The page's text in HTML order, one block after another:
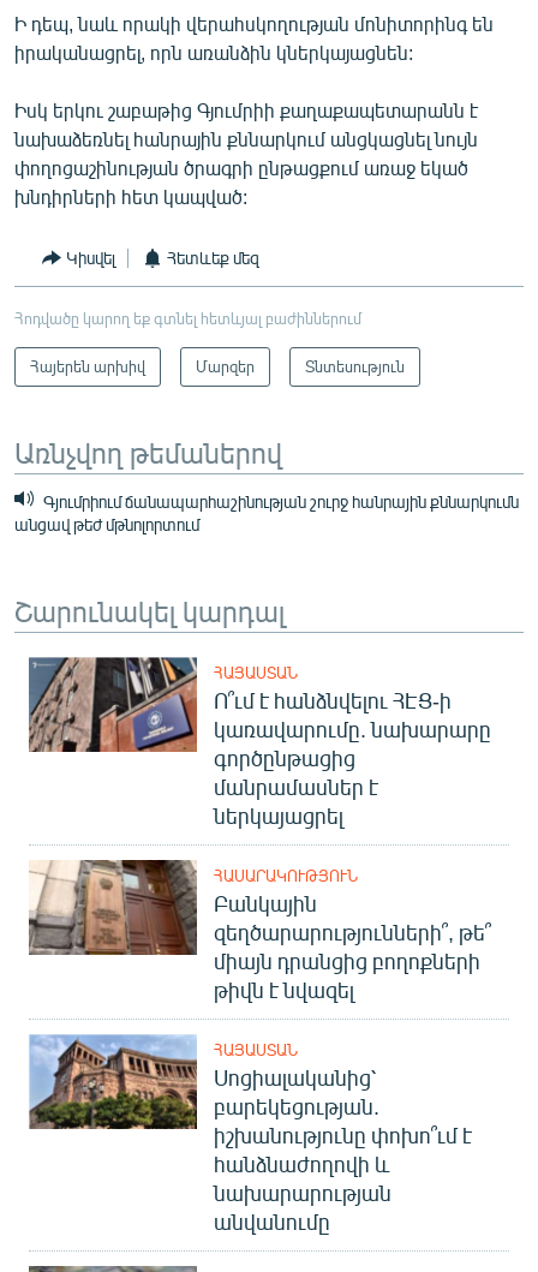
Ի դեպ, նաև որակի վերահսկողության մոնիտորինգ են
իրականացրել, որն առանձին կներկայացնեն:
Իսկ երկու շաբաթից Գյումրիի քաղաքապետարանն է
նախաձեռնել հանրային քննարկում անցկացնել նույն
փողոցաշինության ծրագրի ընթացքում առաջ եկած
խնդիրների հետ կապված:
Կիսվել Հետևեք մեզ
Հոդվածը կարող եք գտնել հետևյալ բաժիններում
Հայերեն արխիվ Մարզեր Տնտեսություն
Առնչվող թեմաներով
Գյումրիում ճանապարհաշինության շուրջ հանրային քննարկումն
անցավ թեժ մթնոլորտում
Շարունակել կարդալ
ՀԱՅԱՍՏԱՆ
Ո՞ւմ է հանձնվելու ՀԷՑ-ի
կառավարումը. նախարարը
գործընթացից
մանրամասներ է
ներկայացրել
ՀԱՍԱՐԱԿՈՒԹՅՈՒՆ
Բանկային
զեղծարարությունների՞, թե՞
միայն դրանցից բողոքների
թիվն է նվազել
ՀԱՅԱՍՏԱՆ
Սոցիալականից՝
բարեկեցության.
իշխանությունը փոխո՞ւմ է
հանձնաժողովի և
նախարարության
անվանումը